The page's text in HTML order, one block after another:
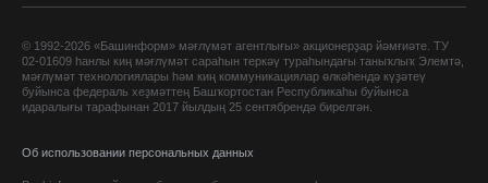
© 1992-2026 «Башинформ» мәғлүмәт агентлығы» акционерҙар йәмғиәте. ТУ
02-01609 һанлы киң мәғлүмәт сараһын теркәү тураһындағы таныҡлыҡ Элемтә,
мәғлүмәт технологиялары һәм киң коммуникациялар өлкәһендә күҙәтеү
буйынса федераль хеҙмәттең Башҡортостан Республикаһы буйынса
идаралығы тарафынан 2017 йылдың 25 сентябрендә бирелгән.
Об использовании персональных данных